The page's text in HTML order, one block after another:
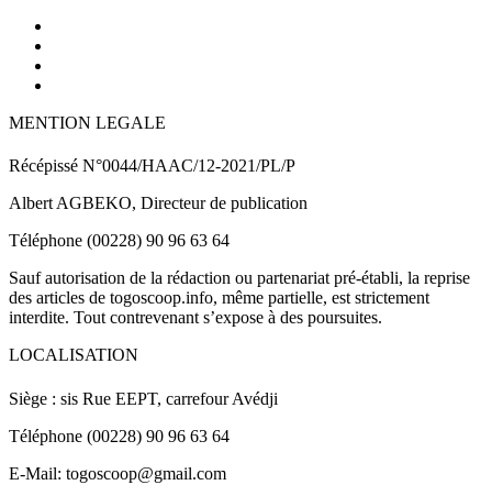
MENTION LEGALE
Récépissé N°0044/HAAC/12-2021/PL/P
Albert AGBEKO, Directeur de publication
Téléphone (00228) 90 96 63 64
Sauf autorisation de la rédaction ou partenariat pré-établi, la reprise
des articles de togoscoop.info, même partielle, est strictement
interdite. Tout contrevenant s’expose à des poursuites.
LOCALISATION
Siège : sis Rue EEPT, carrefour Avédji
Téléphone (00228) 90 96 63 64
E-Mail: togoscoop@gmail.com